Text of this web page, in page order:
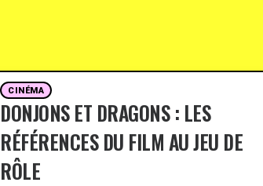
CINÉMA
DONJONS ET DRAGONS : LES
RÉFÉRENCES DU FILM AU JEU DE
RÔLE